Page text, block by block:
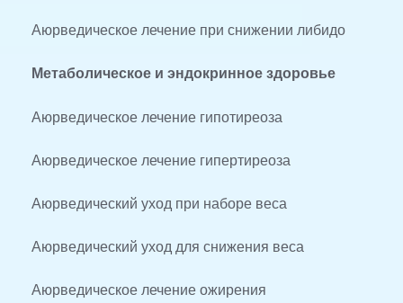
Аюрведическое лечение при снижении либидо
Метаболическое и эндокринное здоровье
Аюрведическое лечение гипотиреоза
Аюрведическое лечение гипертиреоза
Аюрведический уход при наборе веса
Аюрведический уход для снижения веса
Аюрведическое лечение ожирения